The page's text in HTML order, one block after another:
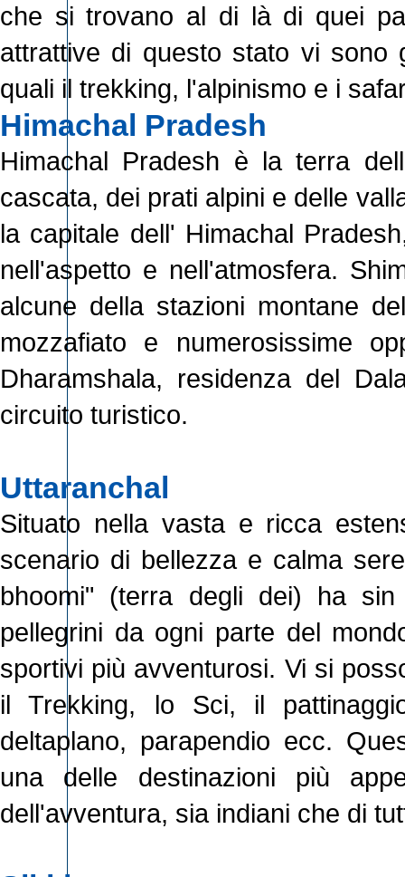
che si trovano al di là di quei
attrattive di questo stato vi sono
quali il trekking, l'alpinismo e i
Himachal Pradesh
Himachal Pradesh è la terra
cascata, dei prati alpini e delle
la capitale dell' Himachal
nell'aspetto e nell'atmosfera.
alcune della stazioni montane
mozzafiato e numerosissime
Dharamshala, residenza del
circuito turistico.
Uttaranchal
Situato nella vasta e ricca
scenario di bellezza e calma
bhoomi" (terra degli dei) ha
pellegrini da ogni parte del
sportivi più avventurosi. Vi si
il Trekking, lo Sci, il
deltaplano, parapendio ecc.
una delle destinazioni più
dell'avventura, sia indiani che di